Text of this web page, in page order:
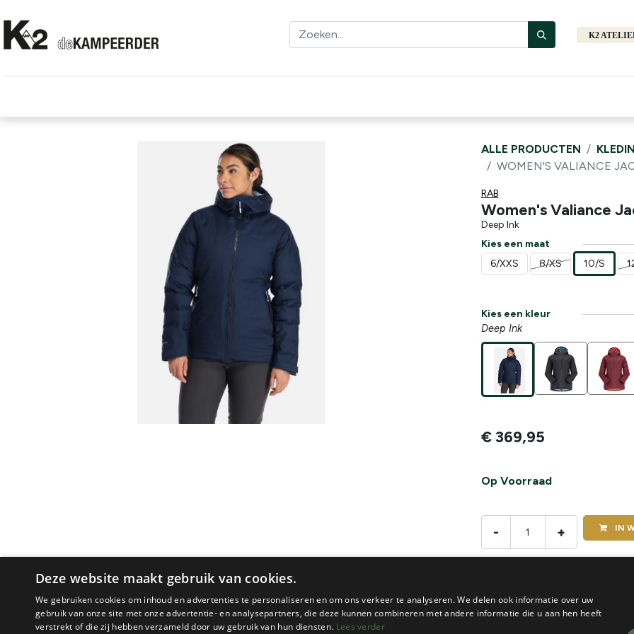
K2
ALLE PRODUCTEN
WOMEN'S VALIANCE
RAB
Women's Valiance
Deep Ink
Kies een maat
6/XXS
8/XS 10/S
Kies een kleur
Deep Ink
€ 369,95
Op Voorraad
- + IN
Deze website maakt gebruik van cookies.
We gebruiken cookies om inhoud en advertenties te personaliseren en om ons verkeer te analyseren. We delen ook informatie over uw
gebruik van onze site met onze advertentie- en analysepartners, die deze kunnen combineren met andere informatie die u aan hen heeft
verstrekt of die zij hebben verzameld door uw gebruik van hun diensten. Lees verder